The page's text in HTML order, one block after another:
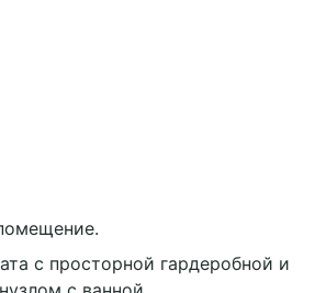
с просторной гардеробной и